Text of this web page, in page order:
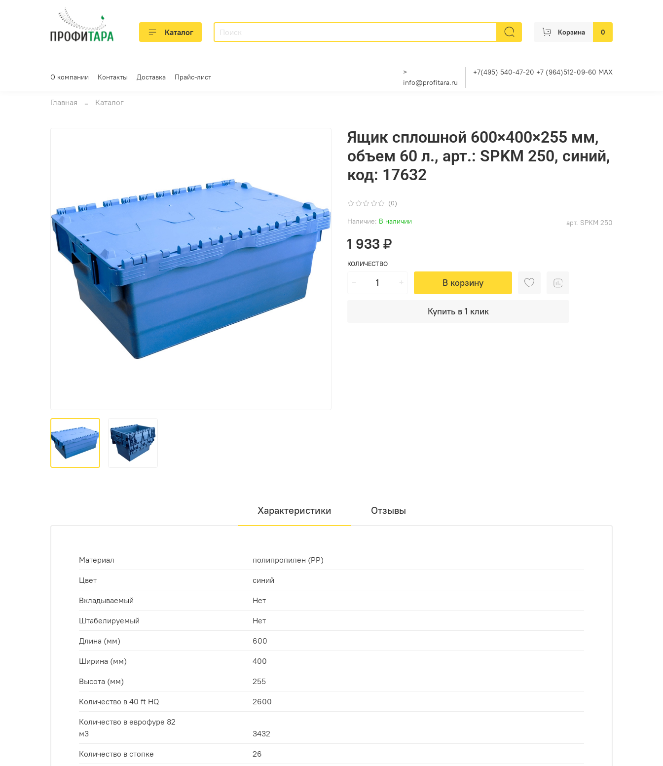
Каталог Корзина 0
О компании Контакты Доставка Прайс-лист
>
info@profitara.ru
+7(495) 540-47-20 +7 (964)512-09-60 MAX
Главная Каталог
(0)
арт. SPKM 250
Наличие: В наличии
Ящик сплошной 600×400×255 мм,
объем 60 л., арт.: SPKM 250, синий,
код: 17632
1 933 ₽
КОЛИЧЕСТВО
В корзину
Купить в 1 клик
Характеристики Отзывы
Материал полипропилен (PP)
Цвет синий
Вкладываемый Нет
Штабелируемый Нет
Длина (мм) 600
Ширина (мм) 400
Высота (мм) 255
Количество в 40 ft HQ 2600
Количество в еврофуре 82
м3
3432
Количество в стопке 26